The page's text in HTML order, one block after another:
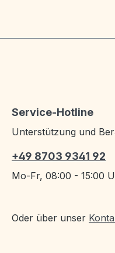
Service-Hotline
Unterstützung und
+49 8703 9341 92
Mo-Fr, 08:00 - 15:00
Oder über unser